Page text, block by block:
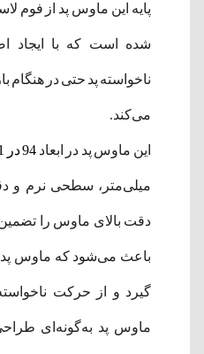
پایه این ماوس پد از فوم
شده است که با ایجاد
ناخواسته پد حتی در
می‌کند.​
این ماوس پد در ابعاد
میلی‌متر، سطحی نرم و
دقت بالای ماوس را
باعث می‌شود که ماوس
گیرد و از حرکت
ماوس پد به‌گونه‌ای